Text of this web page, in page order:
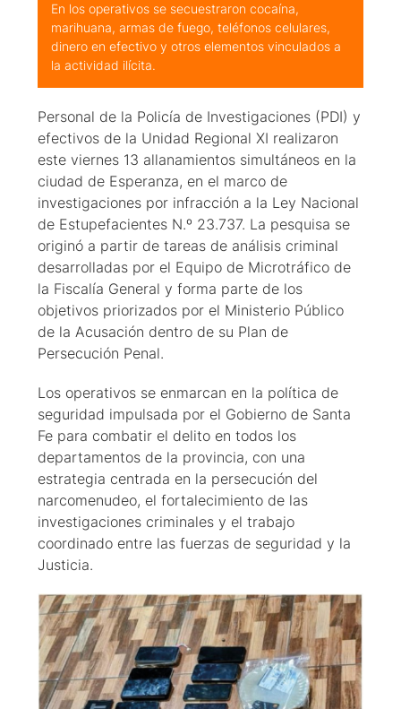
En los operativos se secuestraron cocaína,
marihuana, armas de fuego, teléfonos celulares,
dinero en efectivo y otros elementos vinculados a
la actividad ilícita.
Personal de la Policía de Investigaciones (PDI) y
efectivos de la Unidad Regional XI realizaron
este viernes 13 allanamientos simultáneos en la
ciudad de Esperanza, en el marco de
investigaciones por infracción a la Ley Nacional
de Estupefacientes N.º 23.737. La pesquisa se
originó a partir de tareas de análisis criminal
desarrolladas por el Equipo de Microtráfico de
la Fiscalía General y forma parte de los
objetivos priorizados por el Ministerio Público
de la Acusación dentro de su Plan de
Persecución Penal.
Los operativos se enmarcan en la política de
seguridad impulsada por el Gobierno de Santa
Fe para combatir el delito en todos los
departamentos de la provincia, con una
estrategia centrada en la persecución del
narcomenudeo, el fortalecimiento de las
investigaciones criminales y el trabajo
coordinado entre las fuerzas de seguridad y la
Justicia.